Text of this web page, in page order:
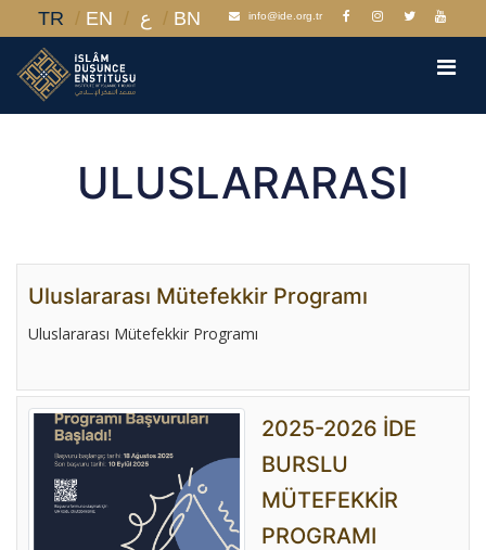
info@ide.org.tr
TR EN ع BN
ULUSLARARASI
Uluslararası Mütefekkir Programı
Uluslararası Mütefekkir Programı
2025-2026 İDE
BURSLU
MÜTEFEKKİR
PROGRAMI